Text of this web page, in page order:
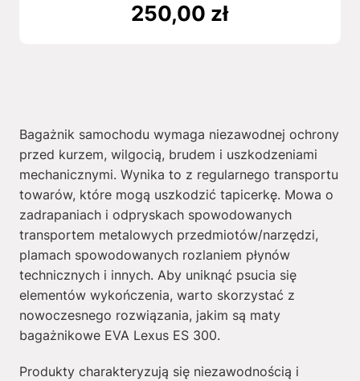
250,00 zł
Bagażnik samochodu wymaga niezawodnej ochrony
przed kurzem, wilgocią, brudem i uszkodzeniami
mechanicznymi. Wynika to z regularnego transportu
towarów, które mogą uszkodzić tapicerkę. Mowa o
zadrapaniach i odpryskach spowodowanych
transportem metalowych przedmiotów/narzędzi,
plamach spowodowanych rozlaniem płynów
technicznych i innych. Aby uniknąć psucia się
elementów wykończenia, warto skorzystać z
nowoczesnego rozwiązania, jakim są maty
bagażnikowe EVA Lexus ES 300.
Produkty charakteryzują się niezawodnością i